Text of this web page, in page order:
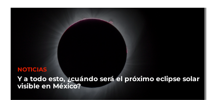
NOTICIAS
Y a todo esto, ¿cuándo será el próximo eclipse solar
visible en México?